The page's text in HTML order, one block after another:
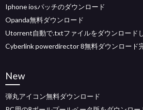
Iphone iosパッチのダウンロード
Opanda無料ダウンロード
Utorrent自動で.txtファイルをダウンロード
Cyberlink powerdirector 8無料ダウンロード
New
弾丸アイコン無料ダウンロード